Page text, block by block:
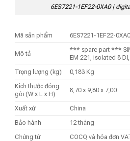
6ES7221-1EF22-0XA0 |
Mã sản phẩm 6ES7221-1EF22-0XA0
Mô tả
*** spare part ***
EM 221, isolated 8
Trọng lượng (kg)
0,183 Kg
Kích thước đóng
gói (W x L x H)
8,70 x 9,80 x 7,00
Xuất xứ
China
Bảo hành
12 tháng
Chứng từ
COCQ và hóa đơn